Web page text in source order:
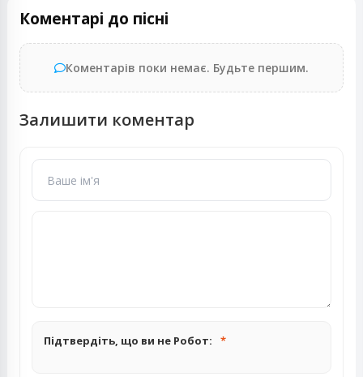
Коментарі до пісні
Коментарів поки немає. Будьте першим.
Залишити коментар
Підтвердіть, що ви не Робот: